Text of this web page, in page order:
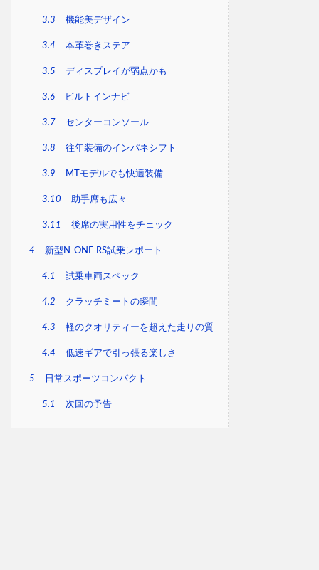
3.3 機能美デザイン
3.4 本革巻きステア
3.5 ディスプレイが弱点かも
3.6 ビルトインナビ
3.7 センターコンソール
3.8 往年装備のインパネシフト
3.9 MTモデルでも快適装備
3.10 助手席も広々
3.11 後席の実用性をチェック
4 新型N-ONE RS試乗レポート
4.1 試乗車両スペック
4.2 クラッチミートの瞬間
4.3 軽のクオリティーを超えた走りの質
4.4 低速ギアで引っ張る楽しさ
5 日常スポーツコンパクト
5.1 次回の予告